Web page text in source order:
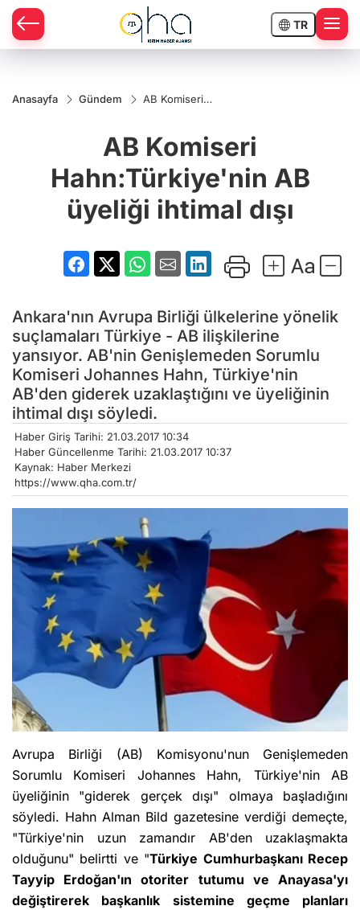
TR
Anasayfa Gündem
AB Komiseri
dışı
AB Komiseri
Hahn:Türkiye'nin AB
üyeliği ihtimal dışı
Ankara'nın Avrupa Birliği ülkelerine yönelik
suçlamaları Türkiye - AB ilişkilerine
yansıyor. AB'nin Genişlemeden Sorumlu
Komiseri Johannes Hahn, Türkiye'nin
AB'den giderek uzaklaştığını ve üyeliğinin
ihtimal dışı söyledi.
Haber Giriş Tarihi: 21.03.2017 10:34
Haber Güncellenme Tarihi: 21.03.2017 10:37
Kaynak: Haber Merkezi
https://www.qha.com.tr/
Avrupa Birliği (AB) Komisyonu'nun Genişlemeden
Sorumlu Komiseri Johannes Hahn, Türkiye'nin AB
üyeliğinin "giderek gerçek dışı" olmaya başladığını
söyledi. Hahn Alman Bild gazetesine verdiği demeçte,
"Türkiye'nin uzun zamandır AB'den uzaklaşmakta
olduğunu" belirtti ve "Türkiye Cumhurbaşkanı Recep
Tayyip Erdoğan'ın otoriter tutumu ve Anayasa'yı
değiştirerek başkanlık sistemine geçme planları